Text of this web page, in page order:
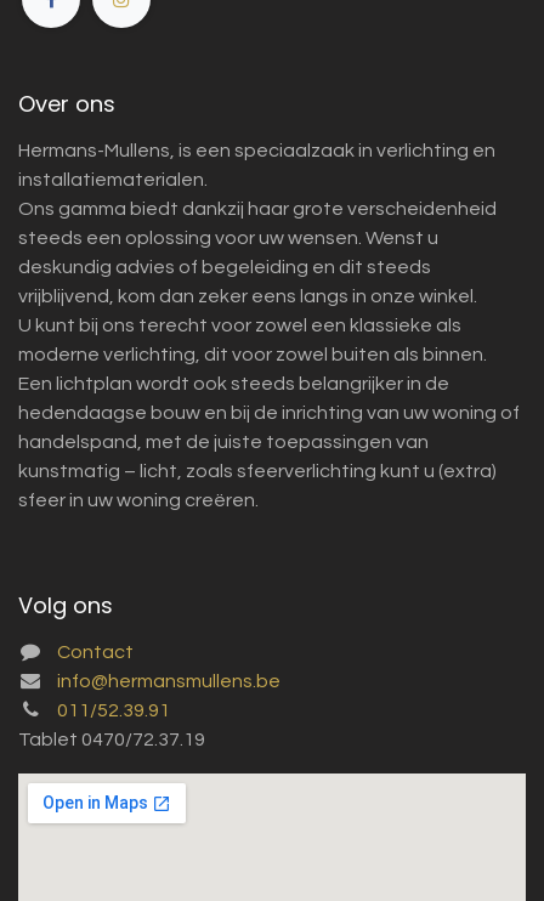
Over ons
Hermans-Mullens, is een speciaalzaak in verlichting en
installatiematerialen.
Ons gamma biedt dankzij haar grote verscheidenheid
steeds een oplossing voor uw wensen. Wenst u
deskundig advies of begeleiding en dit steeds
vrijblijvend, kom dan zeker eens langs in onze winkel.
U kunt bij ons terecht voor zowel een klassieke als
moderne verlichting, dit voor zowel buiten als binnen.
Een lichtplan wordt ook steeds belangrijker in de
hedendaagse bouw en bij de inrichting van uw woning of
handelspand, met de juiste toepassingen van
kunstmatig – licht, zoals sfeerverlichting kunt u (extra)
sfeer in uw woning creëren.
Volg ons
Contact
info@hermansmullens.be
011/52.39.91
Tablet 0470/72.37.19